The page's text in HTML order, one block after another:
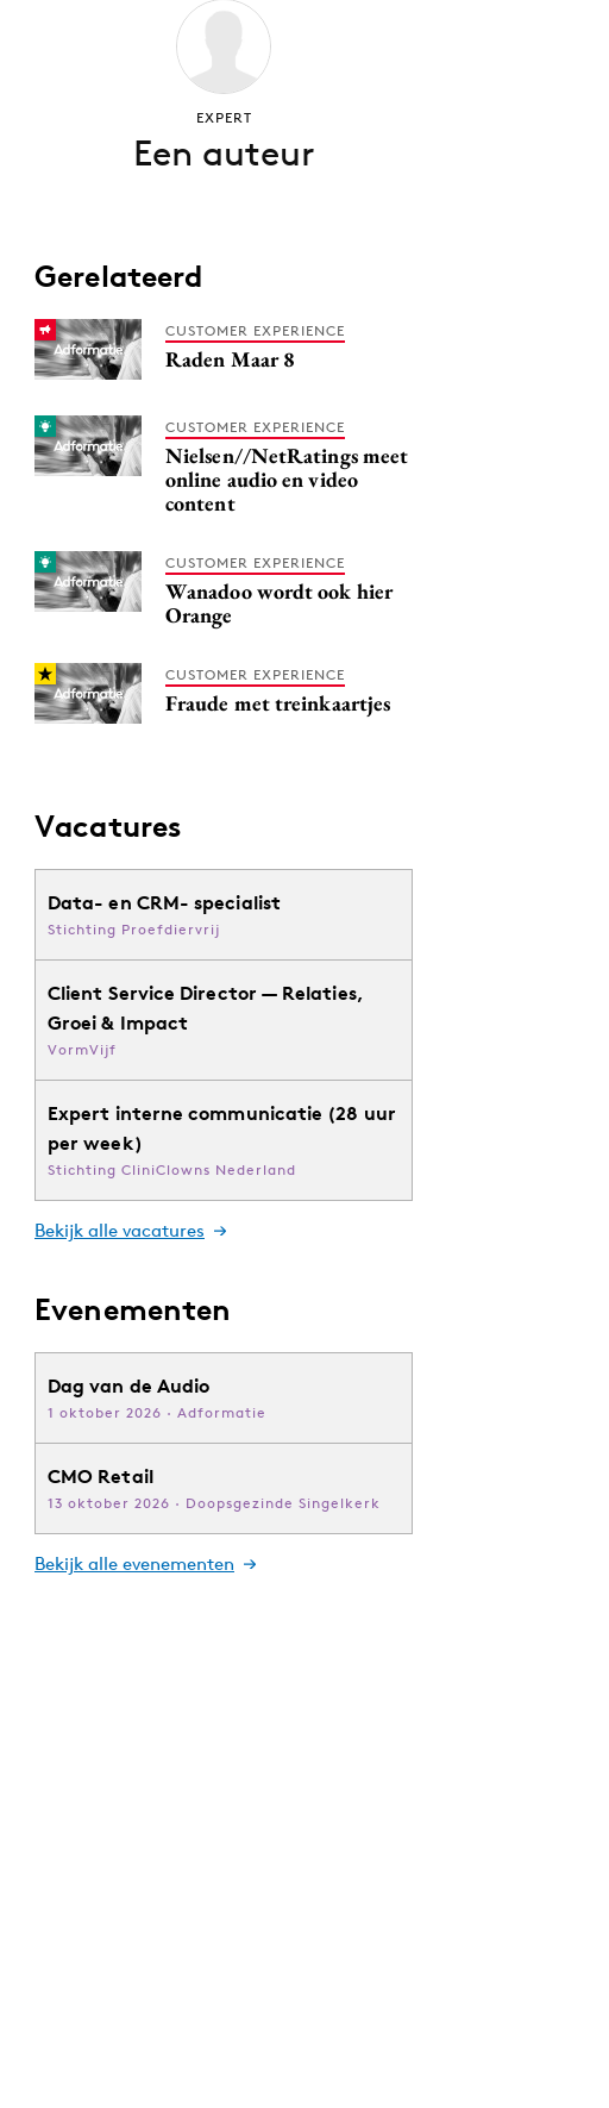
EXPERT
Een auteur
Gerelateerd
CUSTOMER EXPERIENCE
Raden Maar 8
CUSTOMER EXPERIENCE
Nielsen//NetRatings meet
online audio en video
content
CUSTOMER EXPERIENCE
Wanadoo wordt ook hier
Orange
CUSTOMER EXPERIENCE
Fraude met treinkaartjes
Vacatures
Data- en CRM- specialist
Stichting Proefdiervrij
Client Service Director — Relaties,
Groei & Impact
VormVijf
Expert interne communicatie (28 uur
per week)
Stichting CliniClowns Nederland
Bekijk alle vacatures
Evenementen
Dag van de Audio
1 oktober 2026 · Adformatie
CMO Retail
13 oktober 2026 · Doopsgezinde Singelkerk
Bekijk alle evenementen